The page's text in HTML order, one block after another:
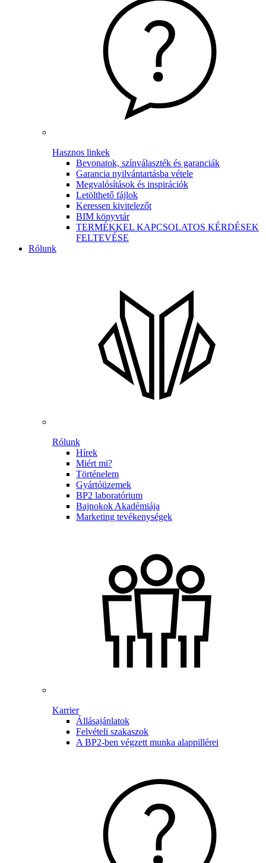
Hasznos linkek
Bevonatok, színválaszték és garanciák
Garancia nyilvántartásba vétele
Megvalósítások és inspirációk
Letölthető fájlok
Keressen kivitelezőt
BIM könyvtár
TERMÉKKEL KAPCSOLATOS KÉRDÉSEK
FELTEVÉSE
Rólunk
Rólunk
Hírek
Miért mi?
Történelem
Gyártóüzemek
BP2 laboratórium
Bajnokok Akadémiája
Marketing tevékenységek
Karrier
Állásajánlatok
Felvételi szakaszok
A BP2-ben végzett munka alappillérei